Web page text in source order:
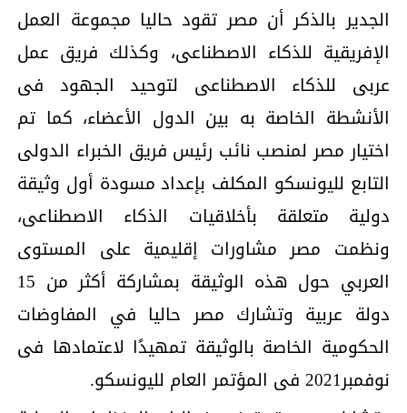
الجدير بالذكر أن مصر تقود حاليا مجموعة العمل
الإفريقية للذكاء الاصطناعى، وكذلك فريق عمل
عربى للذكاء الاصطناعى لتوحيد الجهود فى
الأنشطة الخاصة به بين الدول الأعضاء، كما تم
اختيار مصر لمنصب نائب رئيس فريق الخبراء الدولى
التابع لليونسكو المكلف بإعداد مسودة أول وثيقة
دولية متعلقة بأخلاقيات الذكاء الاصطناعى،
ونظمت مصر مشاورات إقليمية على المستوى
العربي حول هذه الوثيقة بمشاركة أكثر من 15
دولة عربية وتشارك مصر حاليا في المفاوضات
الحكومية الخاصة بالوثيقة تمهيدًا لاعتمادها فى
نوفمبر2021 فى المؤتمر العام لليونسكو.